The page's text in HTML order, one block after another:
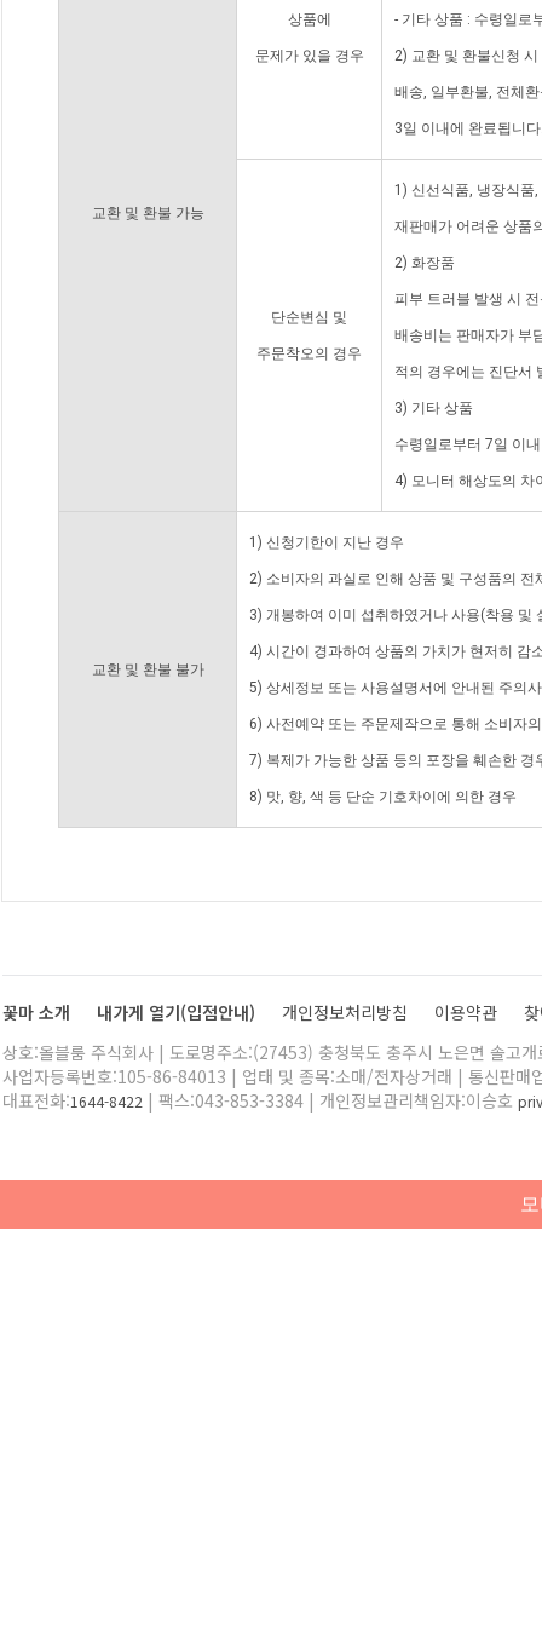
교환 및 환불 가능
상품에
문제가 있을 경우
- 기타 상품 : 수령일로
2) 교환 및 환불신청
배송, 일부환불, 전체
3일 이내에 완료됩니
단순변심 및
주문착오의 경우
1) 신선식품, 냉장식품
재판매가 어려운 상품
2) 화장품
피부 트러블 발생 시
배송비는 판매자가 부
적의 경우에는 진단서
3) 기타 상품
수령일로부터 7일 이
4) 모니터 해상도의 차
교환 및 환불 불가
1) 신청기한이 지난 경우
2) 소비자의 과실로 인해 상품 및 구성품의
3) 개봉하여 이미 섭취하였거나 사용(착용 및
4) 시간이 경과하여 상품의 가치가 현저히 감
5) 상세정보 또는 사용설명서에 안내된 주의
6) 사전예약 또는 주문제작으로 통해 소비자
7) 복제가 가능한 상품 등의 포장을 훼손한 경
8) 맛, 향, 색 등 단순 기호차이에 의한 경우
꽃마 소개 내가게 열기(입점안내) 개인정보처리방침 이용약관
상호:올블룸 주식회사 | 도로명주소:(27453) 충청북도 충주시 노은면 솔고
사업자등록번호:105-86-84013 | 업태 및 종목:소매/전자상거래 | 통신판매
대표전화:1644-8422 | 팩스:043-853-3384 | 개인정보관리책임자:이승호